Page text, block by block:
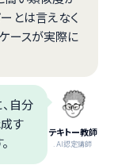
とは言えなく
ースが実際に
テキトー教師
.AI認定講師
自分
す